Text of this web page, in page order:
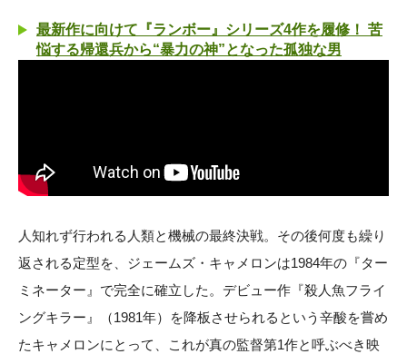
最新作に向けて『ランボー』シリーズ4作を履修！ 苦
悩する帰還兵から“暴力の神”となった孤独な男
人知れず行われる人類と機械の最終決戦。その後何度も繰り
返される定型を、ジェームズ・キャメロンは1984年の『ター
ミネーター』で完全に確立した。デビュー作『殺人魚フライ
ングキラー』（1981年）を降板させられるという辛酸を嘗め
たキャメロンにとって、これが真の監督第1作と呼ぶべき映